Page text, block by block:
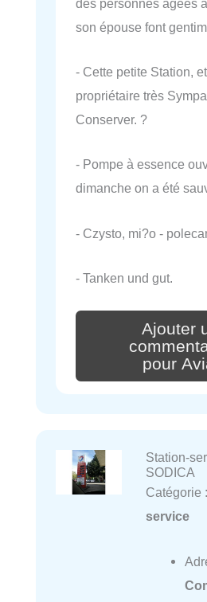
des personnes âgées
son épouse font
- Cette petite Station,
propriétaire très
Conserver. ?
- Pompe à essence
dimanche on a été
- Czysto, mi?o -
- Tanken und gut.
Ajouter
pour
Station-
SODICA
Catégorie :
service